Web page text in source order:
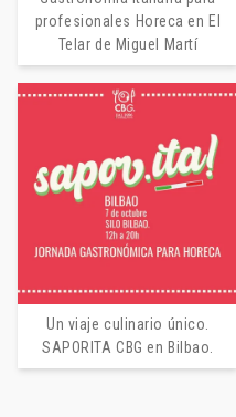
profesionales Horeca en El
Telar de Miguel Martí
Un viaje culinario único.
SAPORITA CBG en Bilbao.
Caseificio
búfala: la
Italiana
3 de